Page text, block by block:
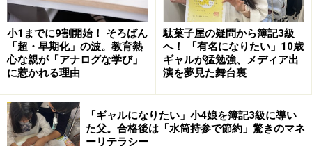
小1までに9割開始！ そろばん
「超・早期化」の波。教育熱
心な親が「アナログな学び」
に惹かれる理由
駄菓子屋の疑問から簿記3級
へ！ 「有名になりたい」10歳
ギャルが猛勉強、メディア出
演を夢見た舞台裏
「ギャルになりたい」小4娘を簿記3級に導い
た父。合格後は「水筒持参で節約」驚きのマネ
ーリテラシー